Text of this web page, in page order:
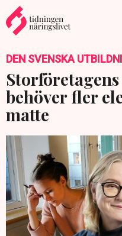
DEN SVENSKA
behöver fler
matte